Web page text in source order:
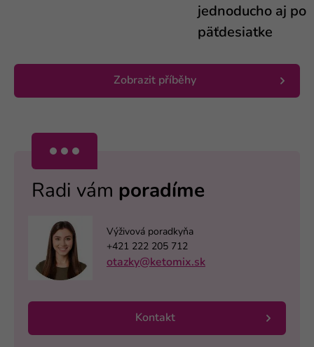
jednoducho aj po
päťdesiatke
Zobrazit příběhy
Radi vám poradíme
Výživová poradkyňa
+421 222 205 712
otazky@ketomix.sk
Kontakt